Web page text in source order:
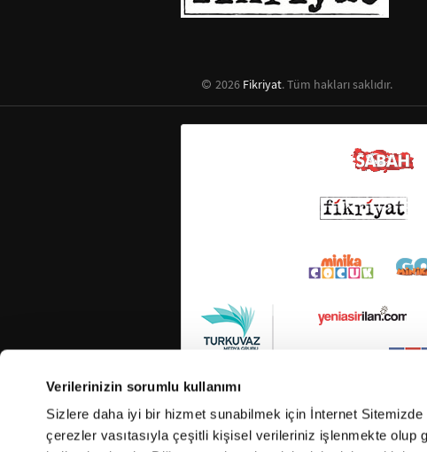
Verilerinizin sorumlu kullanımı
Sizlere daha iyi bir hizmet sunabilmek için İnternet
çerezler vasıtasıyla çeşitli kişisel verileriniz işlenmekte olup
2026 Fikriyat. Tüm hakları saklıdır.